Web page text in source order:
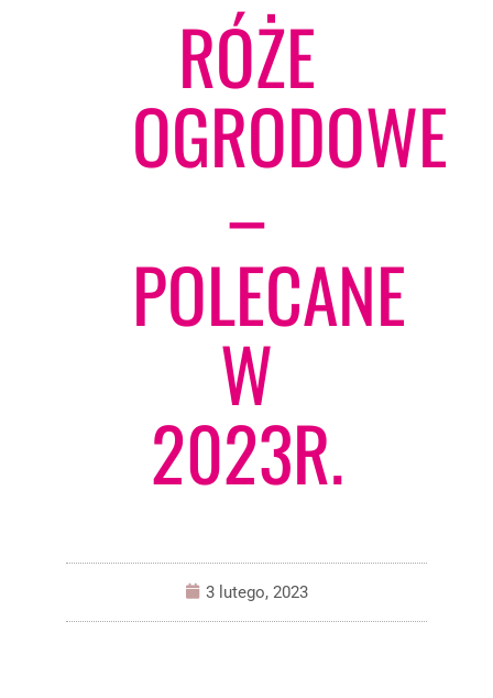
RÓŻE
OGRODOWE
–
POLECANE
W
2023R.
3 lutego, 2023